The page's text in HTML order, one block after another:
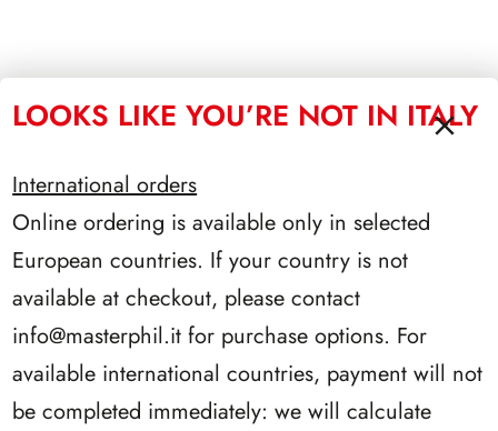
LOOKS LIKE YOU’RE NOT IN ITALY
International orders
Online ordering is available only in selected
European countries. If your country is not
available at checkout, please contact
info@masterphil.it for purchase options. For
available international countries, payment will not
be completed immediately: we will calculate